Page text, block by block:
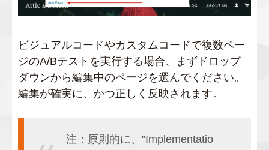
ビジュアルコードやカスタムコードで複数ペー
ジのA/Bテストを実行する場合、まずドロップ
ダウンから編集中のページを選んでください。
編集が確実に、かつ正しく反映されます。
注：原則的に、"Implementatio